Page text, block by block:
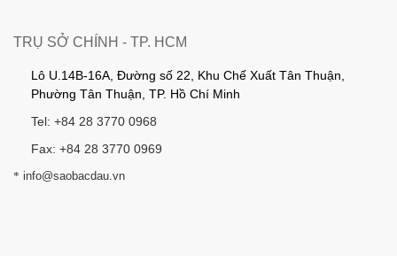
TRỤ SỞ CHÍNH - TP. HCM
Lô U.14B-16A, Đường số 22, Khu Chế Xuất Tân Thuận,
Phường Tân Thuận, TP. Hồ Chí Minh
Tel: +84 28 3770 0968
Fax: +84 28 3770 0969
* info@saobacdau.vn